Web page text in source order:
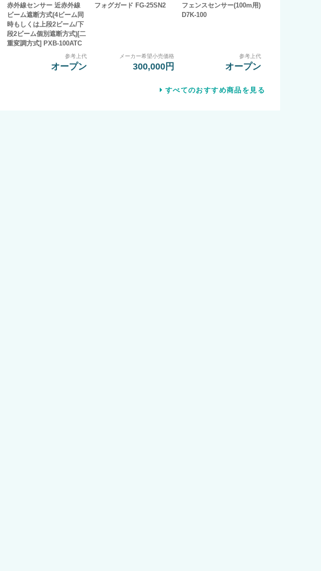
赤外線センサー 近赤外線
ビーム遮断方式(4ビーム同
時もしくは上段2ビーム/下
段2ビーム個別遮断方式)[二
重変調方式] PXB-100ATC
参考上代
オープン
フォグガード FG-25SN2
メーカー希望小売価格
300,000円
フェンスセンサー(100m用)
D7K-100
参考上代
オープン
すべてのおすすめ商品を見る